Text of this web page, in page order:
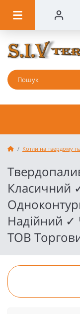
Котли на твердому
Класичний
Надійний ✓
ТОВ